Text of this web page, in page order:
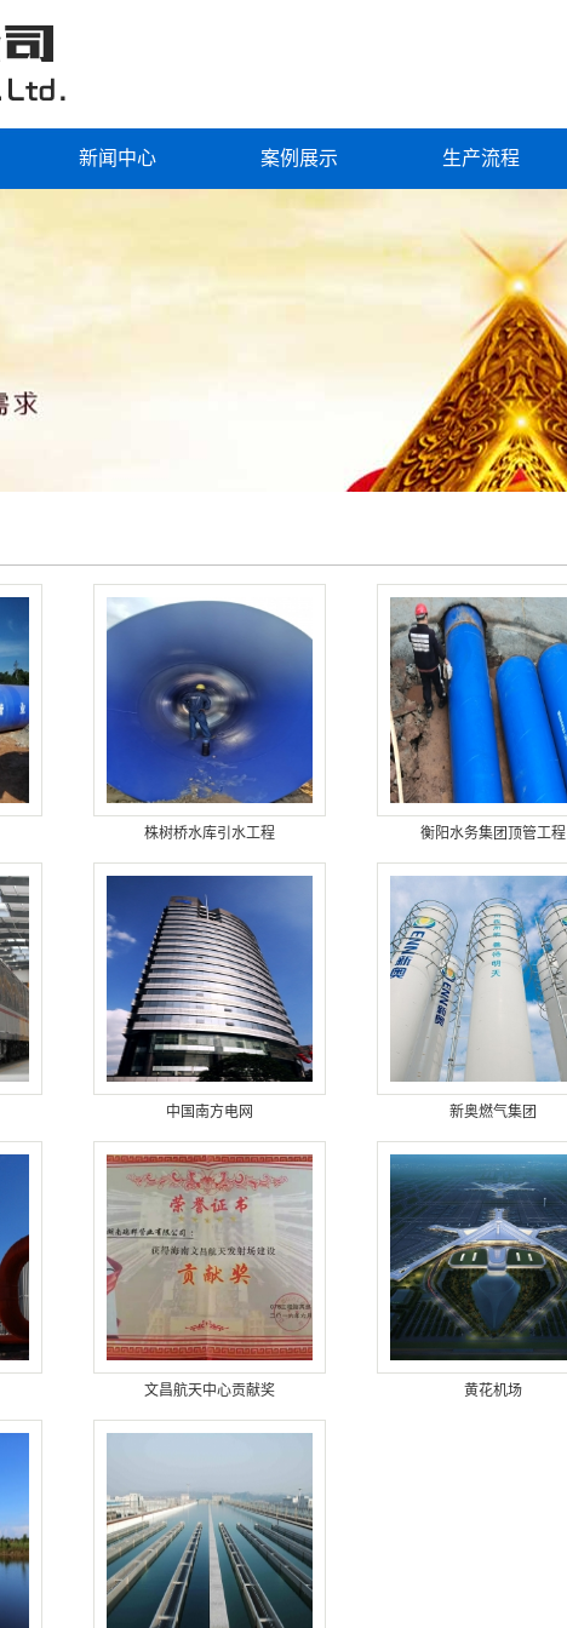
新闻中心 案例展示 生产流程
株树桥水库引水工程 衡阳水务集团顶管工程
中国南方电网 新奥燃气集团
文昌航天中心贡献奖 黄花机场